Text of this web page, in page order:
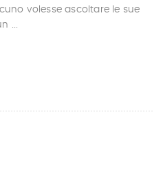
volesse ascoltare le sue
...